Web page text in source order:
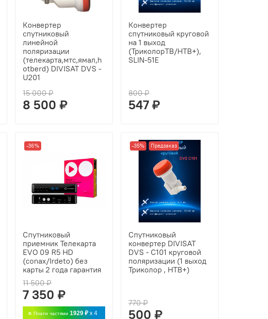
Конвертер
спутниковый
линейной
поляризации
(телекарта,мтс,ямал,h
otberd) DIVISAT DVS -
U201
15 000 ₽
8 500 ₽
Конвертер
спутниковый круговой
на 1 выход
(ТриколорТВ/НТВ+),
SLIN-51E
800 ₽
547 ₽
-36%
Спутниковый
приемник Телекарта
EVO 09 R5 HD
(conax/Irdeto) без
карты 2 года гарантия
11 500 ₽
7 350 ₽
Плати частями1929 ₽ x 4
-35% Предзаказ
Спутниковый
конвертер DIVISAT
DVS - C101 круговой
поляризации (1 выход
Триколор , НТВ+)
770 ₽
500 ₽